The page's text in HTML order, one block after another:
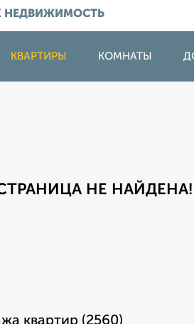
НЕДВИЖИМОСТЬ
КВАРТИРЫ КОМНАТЫ
НЕ НАЙДЕНА!
квартир (2560)